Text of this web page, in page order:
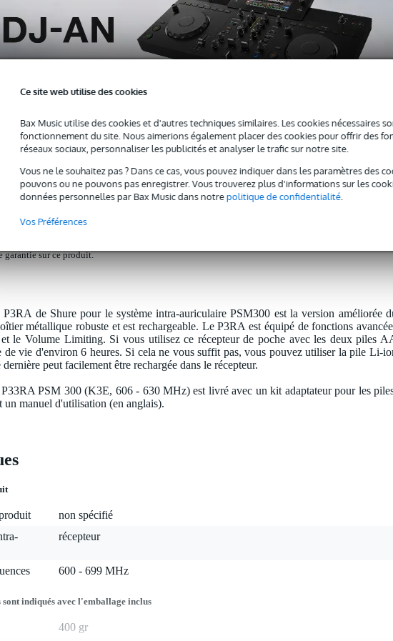
Ce site web utilise des cookies
Bax Music utilise des cookies et d'autres techniques similaires. Les cookies nécessaires
fonctionnement du site. Nous aimerions également placer des cookies pour offrir des
réseaux sociaux, personnaliser les publicités et analyser le trafic sur notre site.
Vous ne le souhaitez pas ? Dans ce cas, vous pouvez indiquer dans les paramètres des
pouvons ou ne pouvons pas enregistrer. Vous trouverez plus d'informations sur les
données personnelles par Bax Music dans notrepolitique de confidentialité.
Vos Préférences
Téléchargements (1) Actualités et produits (1)
- 630 MHz) PSM 300 récepteur de poche
service
garantie sur ce produit.
de Shure pour le système intra-auriculaire PSM300 est la version améliorée
métallique robuste et est rechargeable. Le P3RA est équipé de fonctions
le Volume Limiting. Si vous utilisez ce récepteur de poche avec les deux piles
de vie d'environ 6 heures. Si cela ne vous suffit pas, vous pouvez utiliser la pile Li-
peut facilement être rechargée dans le récepteur.
PSM 300 (K3E, 606 - 630 MHz) est livré avec un kit adaptateur pour les
un manuel d'utilisation (en anglais).
non spécifié
récepteur
600 - 699 MHz
sont indiqués avec l'emballage inclus
400 gr